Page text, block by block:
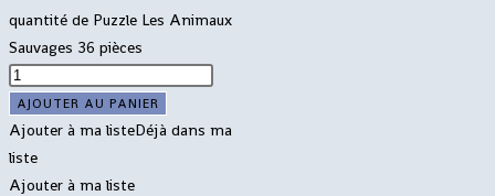
quantité de Puzzle Les Animaux
Sauvages 36 pièces
AJOUTER AU PANIER
Ajouter à ma listeDéjà dans ma
liste
Ajouter à ma liste